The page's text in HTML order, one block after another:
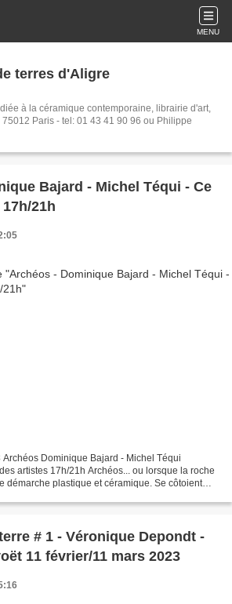
MENU
terres d'Aligre
à la céramique contemporaine, librairie d'art,
Paris - tel: 01 43 41 90 96 ou Philippe
Bajard - Michel Téqui - Ce
21h
Dominique Bajard - Michel Téqui
artistes 17h/21h Archéos... ou lorsque la roche
démarche plastique et céramique. Se côtoient
# 1 - Véronique Depondt -
11 février/11 mars 2023